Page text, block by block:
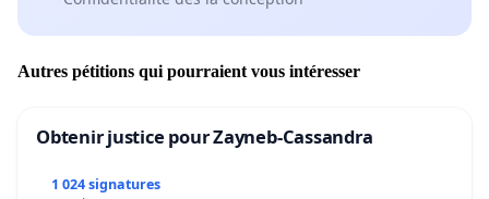
Autres pétitions qui pourraient vous intéresser
Obtenir justice pour Zayneb-Cassandra
1 024 signatures